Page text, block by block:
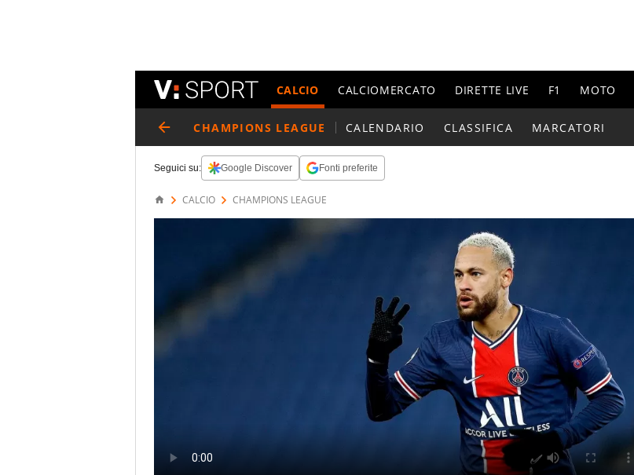
CALCIO CALCIOMERCATO DIRETTE LIVE F1 MOTO
CHAMPIONS LEAGUE CALENDARIO CLASSIFICA MARCATORI
Seguici su: Google Discover Fonti preferite
CALCIO CHAMPIONS LEAGUE